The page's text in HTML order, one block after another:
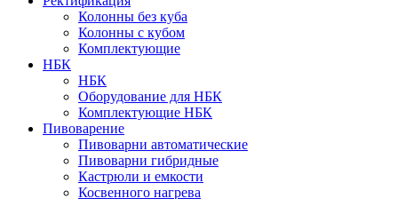
Колонны без куба
Колонны с кубом
Комплектующие
НБК
НБК
Оборудование для НБК
Комплектующие НБК
Пивоварение
Пивоварни автоматические
Пивоварни гибридные
Кастрюли и емкости
Косвенного нагрева